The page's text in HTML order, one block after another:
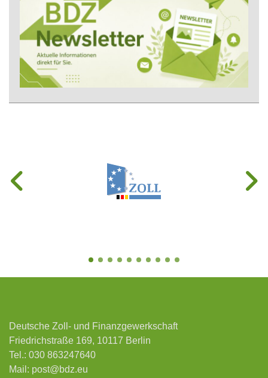
Deutsche Zoll- und Finanzgewerkschaft
Friedrichstraße 169, 10117 Berlin
Tel.: 030 863247640
Mail: post@bdz.eu